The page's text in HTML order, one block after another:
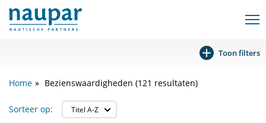
Toon filters
Home Bezienswaardigheden (121 resultaten)
Sorteer op: